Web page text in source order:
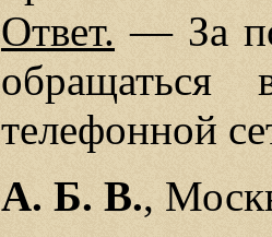
Ответ. — За
обращаться
телефонной
А. Б. В.,